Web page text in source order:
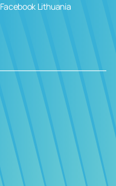
Facebook Lithuania